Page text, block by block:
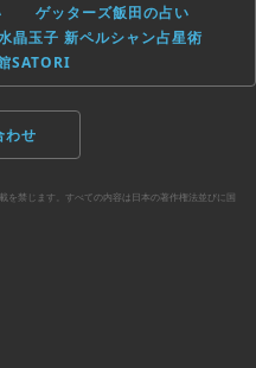
ゲッターズ飯田の占い
晶玉子 新ペルシャン占星術
SATORI
わせ
禁じます。すべての内容は日本の著作権法並びに国